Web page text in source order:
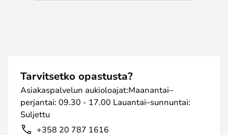
Tarvitsetko opastusta?
Asiakaspalvelun aukioloajat:Maanantai–
perjantai: 09.30 - 17.00 Lauantai–sunnuntai:
Suljettu
+358 20 787 1616